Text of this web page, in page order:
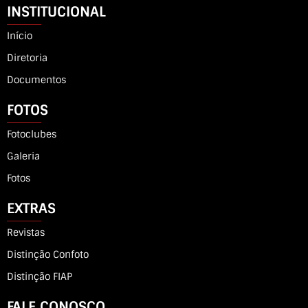
INSTITUCIONAL
Início
Diretoria
Documentos
FOTOS
Fotoclubes
Galeria
Fotos
EXTRAS
Revistas
Distinção Confoto
Distinção FIAP